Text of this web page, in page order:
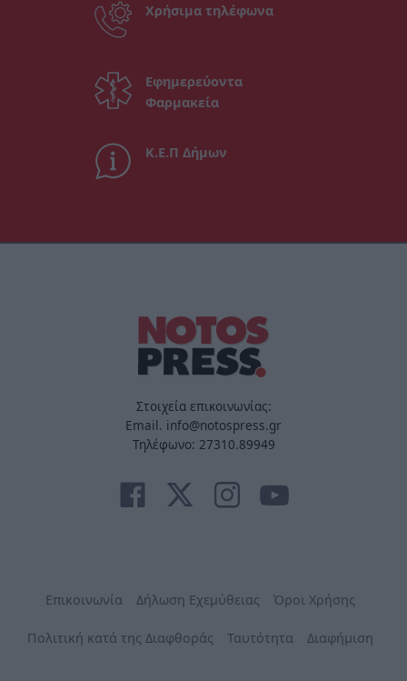
Χρήσιμα τηλέφωνα
Εφημερεύοντα
Φαρμακεία
Κ.Ε.Π Δήμων
Στοιχεία επικοινωνίας:
Email. info@notospress.gr
Τηλέφωνο: 27310.89949
Επικοινωνία Δήλωση Εχεμύθειας Όροι Χρήσης
Πολιτική κατά της Διαφθοράς Ταυτότητα Διαφήμιση